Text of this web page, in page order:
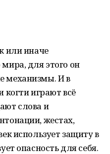
или иначе
для этого он
механизмы. И в
играют всё
слова и
жестах,
использует защиту в
опасность для себя.